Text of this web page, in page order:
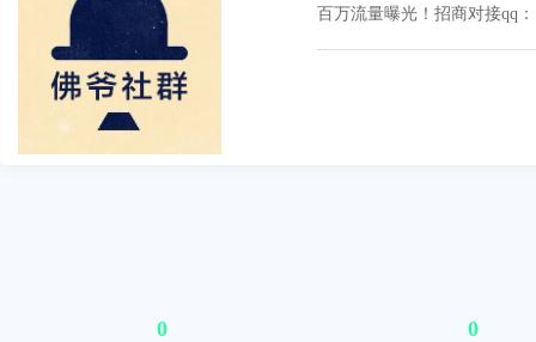
百万流量曝光！招商对接qq
0 0